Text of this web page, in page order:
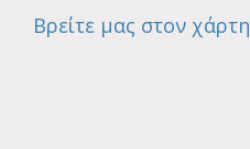
Βρείτε μας στον χάρτη